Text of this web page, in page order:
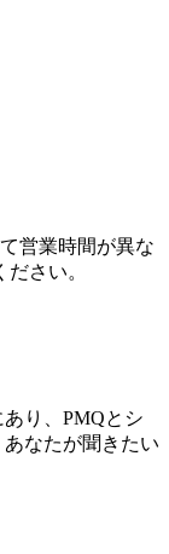
営業時間が異な
さい。
り、PMQとシ
なたが聞きたい